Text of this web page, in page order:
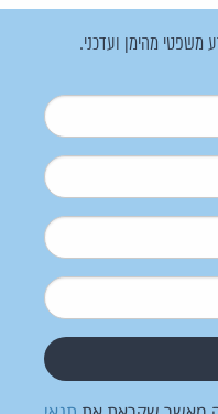
משפטי מהימן ועדכני.